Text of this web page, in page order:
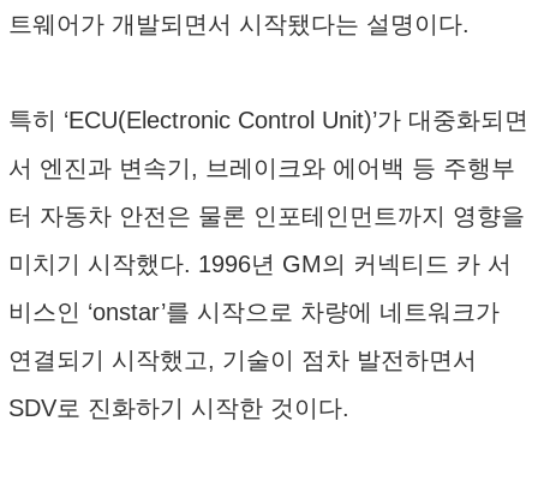
트웨어가 개발되면서 시작됐다는 설명이다.
특히 ‘ECU(Electronic Control Unit)’가 대중화되면
서 엔진과 변속기, 브레이크와 에어백 등 주행부
터 자동차 안전은 물론 인포테인먼트까지 영향을
미치기 시작했다. 1996년 GM의 커넥티드 카 서
비스인 ‘onstar’를 시작으로 차량에 네트워크가
연결되기 시작했고, 기술이 점차 발전하면서
SDV로 진화하기 시작한 것이다.